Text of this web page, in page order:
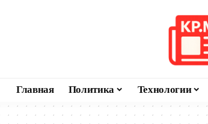
Главная Политика Технологии